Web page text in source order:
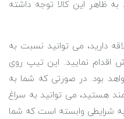
ظاهر این کالا توجه داشته
دارید، می توانید نسبت به
اقدام نمایید. این تیپ روی
بود. در صورتی که شما به
هستید، می توانید به سراغ
شرایطی وابسته است که شما